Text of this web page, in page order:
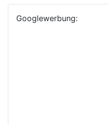
Googlewerbung: